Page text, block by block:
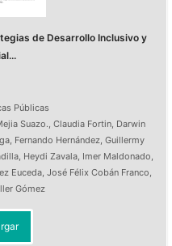
de Desarrollo Inclusivo y
Públicas
Suazo., Claudia Fortin, Darwin
, Fernando Hernández, Guillermy
, Heydi Zavala, Imer Maldonado,
Euceda, José Félix Cobán Franco,
Gómez